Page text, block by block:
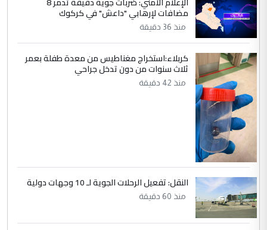
الموضوع :
هيئة الحج تصدر قرارا يخص "لم الشمل"
وتعديل استمارة قرعة الحج
صلاح مهدي حسن
التعليق : صلاح مهدي حسن ...
الموضوع :
وتعديل استمارة قرعة الحج
مضافات لإرهابي "داعش" في كركوك
منذ 36 دقيقة
كربلاء:استخراج مغناطيس من معدة طفلة بعمر
ثلاث سنوات من دون تدخل جراحي
منذ 42 دقيقة
النقل: تفعيل الرحلات الجوية لـ 10 وجهات دولية
منذ 60 دقيقة